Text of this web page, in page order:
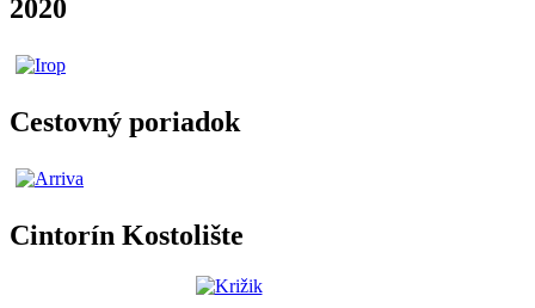
2020
Cestovný poriadok
Cintorín Kostolište